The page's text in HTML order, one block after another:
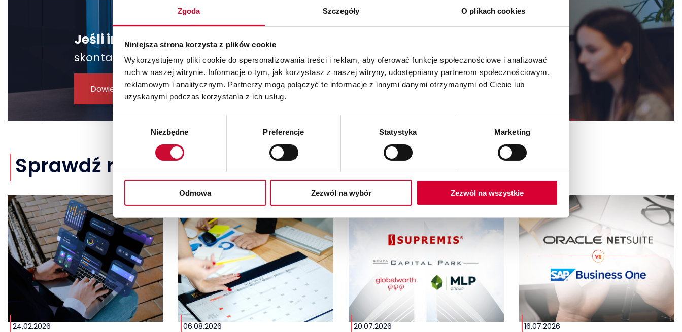
Zgoda Szczegóły O plikach cookies
Niniejsza strona korzysta z plików cookie
Wykorzystujemy pliki cookie do spersonalizowania treści i reklam, aby oferować funkcje społecznościowe i analizować
ruch w naszej witrynie. Informacje o tym, jak korzystasz z naszej witryny, udostępniamy partnerom społecznościowym,
reklamowym i analitycznym. Partnerzy mogą połączyć te informacje z innymi danymi otrzymanymi od Ciebie lub
uzyskanymi podczas korzystania z ich usług.
Wybór
Niezbędne Preferencje Statystyka Marketing
Odmowa Zezwól na wybór Zezwól na wszystkie
Jeśli interesuje Cię usprawnianie działania Twojego przedsiębiorstwa,
skontaktuj się z nami, żeby uzyskać więcej informacji.
Dowiedz się więcej
Sprawdź również
24.02.2026
06.08.2026
20.07.2026
16.07.2026